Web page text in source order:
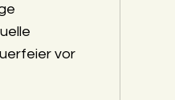
vor